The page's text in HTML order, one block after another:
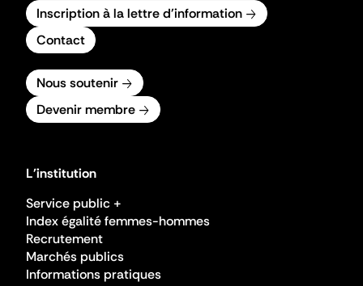
Inscription à la lettre d'information
Contact
Nous soutenir
Devenir membre
L'institution
Service public +
Index égalité femmes-hommes
Recrutement
Marchés publics
Informations pratiques